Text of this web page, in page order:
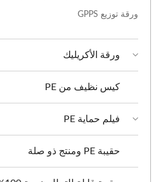
ورقة توزيع GPPS
ورقة الأكريليك
كيس نظيف من PE
فيلم حماية PE
حقيبة PE ومنتج ذو صلة